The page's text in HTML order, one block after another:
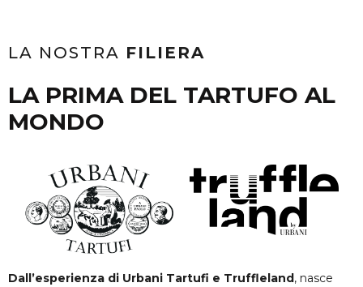
LA NOSTRA FILIERA
LA PRIMA DEL TARTUFO AL
MONDO
Dall’esperienza di Urbani Tartufi e Truffleland, nasce